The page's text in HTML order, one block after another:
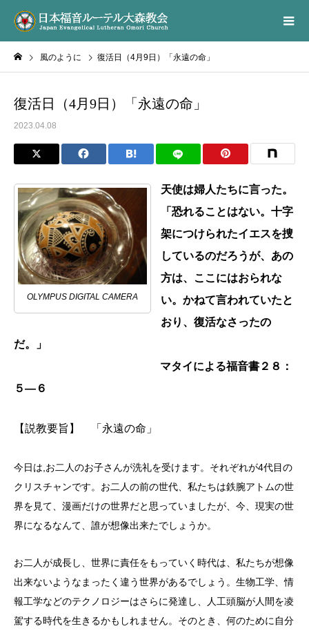
風のように 復活日（4月9日）「永遠の命」
復活日（4月9日）「永遠の命」
2023.04.08
OLYMPUS DIGITAL CAMERA
天使は婦人たちに言った。
「恐れることはない。十字
架につけられたイエスを捜
しているのだろうが、あの
方は、ここにはおられな
い。かねて言われていたと
おり、復活なさったの
だ。」
マタイによる福音書２８：
５―６
【説教要旨】 「永遠の命」
今日は,お二人のお子さんが洗礼を受けます。それぞれが4代目の
クリスチャンです。お二人の前の世代、私たちは鉄腕アトムの世
界を見て、漫画だけの世界だと思っていましたが、今、現実の世
界になるなんて、誰が想像出来たでしょうか。
お二人が成長し、世界に責任をもっていく時代は、私たちが想像
出来ないようなまったく違う世界があるでしょう。生物工学、情
報工学などのテクノロジーはさらに発達し、人工頭脳が人間を凌
駕する時代を生きるかもしれません。そのとき、何のために自分